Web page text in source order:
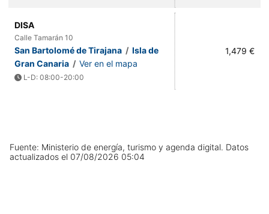
DISA
Calle Tamarán 10
San Bartolomé de Tirajana / Isla de
Gran Canaria / Ver en el mapa
L-D: 08:00-20:00
1,479 €
Fuente: Ministerio de energía, turismo y agenda digital. Datos
actualizados el 07/08/2026 05:04